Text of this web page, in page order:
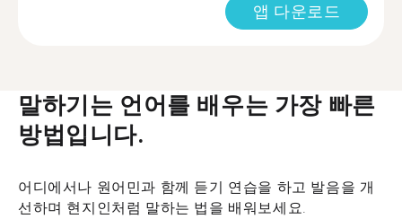
앱 다운로드
말하기는 언어를 배우는 가장 빠른
방법입니다.
어디에서나 원어민과 함께 듣기 연습을 하고 발음을 개
선하며 현지인처럼 말하는 법을 배워보세요.